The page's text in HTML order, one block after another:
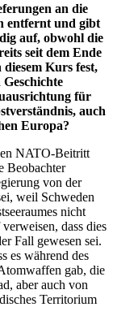
an die
entfernt und gibt
auf, obwohl die
seit dem Ende
Kurs fest,
für
auch
Europa?
NATO-Beitritt
Beobachter
von der
weil Schweden
nicht
dass dies
Fall gewesen sei.
es während des
gab, die
aber auch von
Territorium